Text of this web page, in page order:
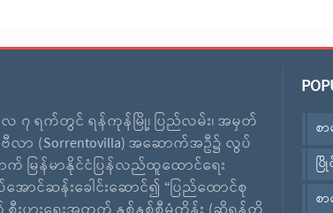
လ ၇ ရက်တွင် ရန်ကုန်မြို့၊ ပြည်လမ်း၊ အမှတ်
လာ (Sorrentovilla) အဆောက်အဦ၌ လွပ်
ာက် မြန်မာနိုင်ငံပြန်လည်ထူထောင်ရေး
ာင်ဆန်းခေါင်းဆောင်၍ “ပြည်ထောင်စု
စ
ပြို
စ